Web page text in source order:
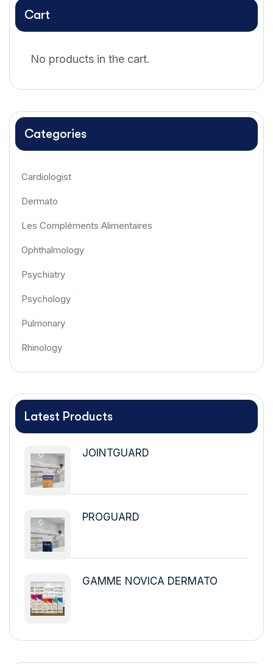
Cart
No products in the cart.
Categories
Cardiologist
Dermato
Les Compléments Alimentaires
Ophthalmology
Psychiatry
Psychology
Pulmonary
Rhinology
Latest Products
JOINTGUARD
PROGUARD
GAMME NOVICA DERMATO